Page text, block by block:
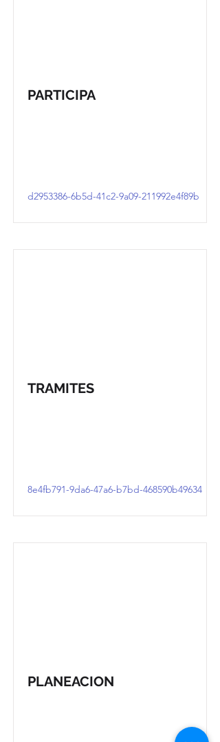
PARTICIPA
d2953386-6b5d-41c2-9a09-211992e4f89b
TRAMITES
8e4fb791-9da6-47a6-b7bd-468590b49634
PLANEACION